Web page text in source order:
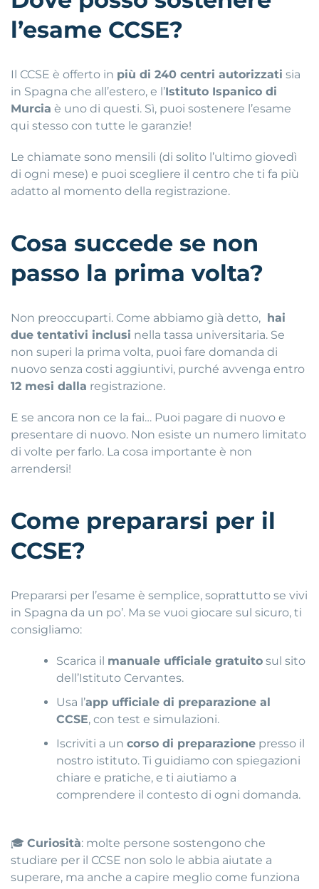
l’esame CCSE?
Il CCSE è offerto in più di 240 centri autorizzati sia
in Spagna che all’estero, e l’Istituto Ispanico di
Murcia è uno di questi. Sì, puoi sostenere l’esame
qui stesso con tutte le garanzie!
Le chiamate sono mensili (di solito l’ultimo giovedì
di ogni mese) e puoi scegliere il centro che ti fa più
adatto al momento della registrazione.
Cosa succede se non
passo la prima volta?
Non preoccuparti. Come abbiamo già detto, hai
due tentativi inclusi nella tassa universitaria. Se
non superi la prima volta, puoi fare domanda di
nuovo senza costi aggiuntivi, purché avvenga entro
12 mesi dalla registrazione.
E se ancora non ce la fai… Puoi pagare di nuovo e
presentare di nuovo. Non esiste un numero limitato
di volte per farlo. La cosa importante è non
arrendersi!
Come prepararsi per il
CCSE?
Prepararsi per l’esame è semplice, soprattutto se vivi
in Spagna da un po’. Ma se vuoi giocare sul sicuro, ti
consigliamo:
Scarica il manuale ufficiale gratuito sul sito
dell’Istituto Cervantes.
Usa l’app ufficiale di preparazione al
CCSE, con test e simulazioni.
Iscriviti a uncorso di preparazione presso il
nostro istituto. Ti guidiamo con spiegazioni
chiare e pratiche, e ti aiutiamo a
comprendere il contesto di ogni domanda.
🎓 Curiosità: molte persone sostengono che
studiare per il CCSE non solo le abbia aiutate a
superare, ma anche a capire meglio come funziona